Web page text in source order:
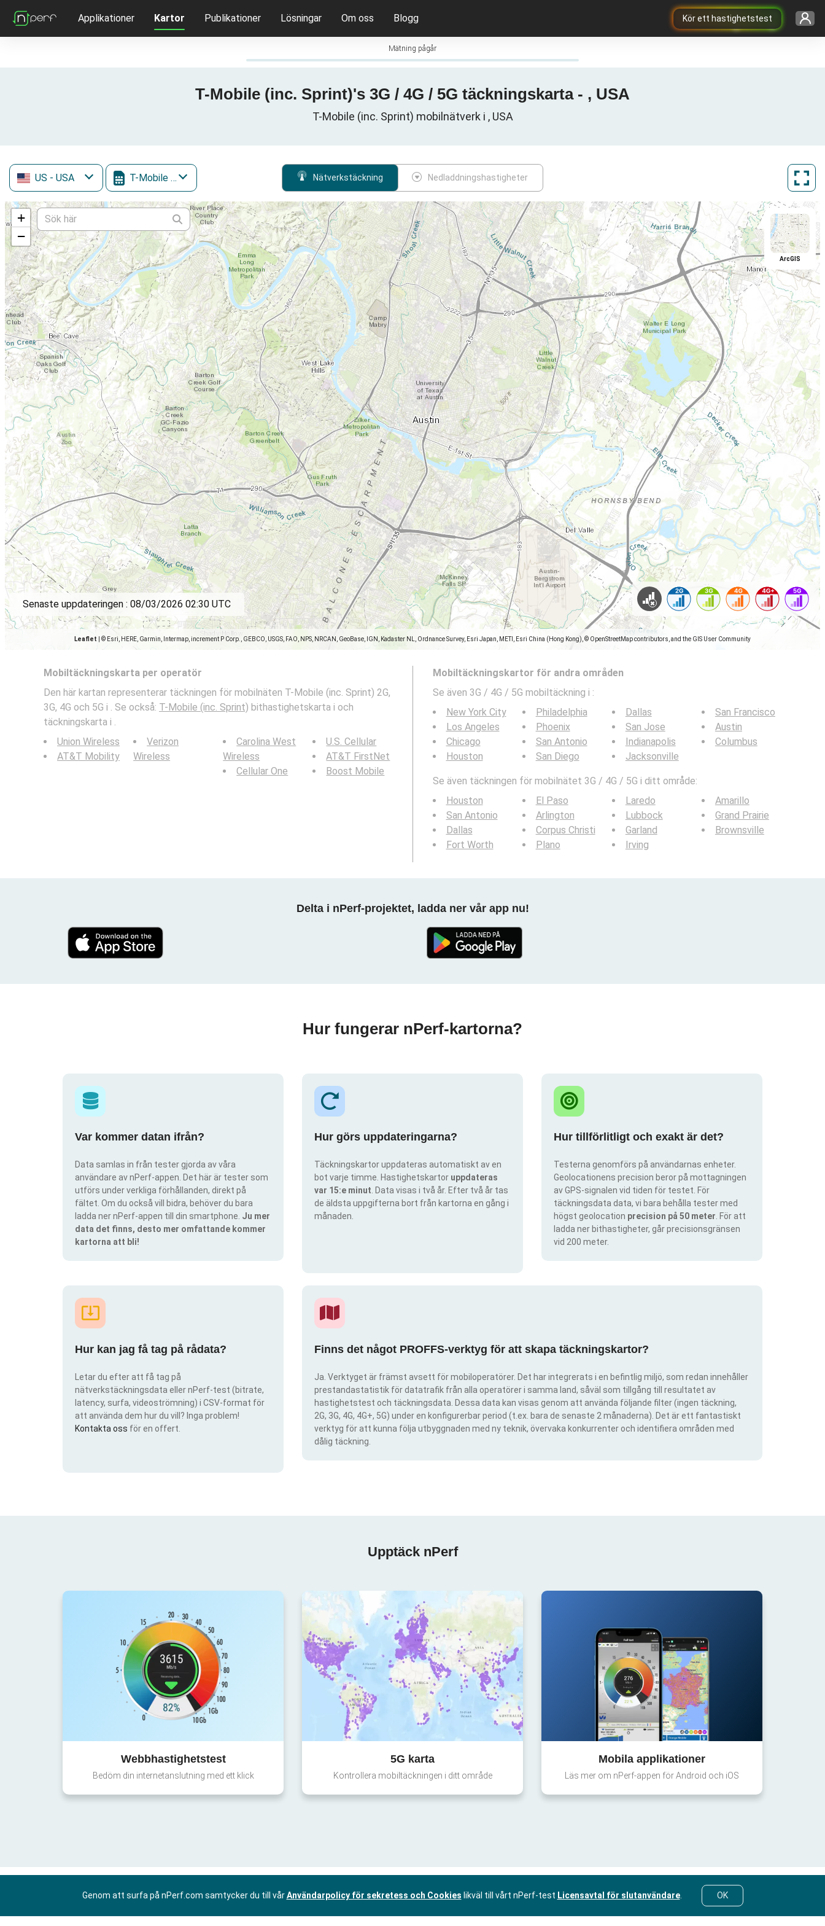
Kör ett hastighetstest
Applikationer Kartor Publikationer Lösningar Om oss Blogg
Mätning pågår
T-Mobile (inc. Sprint)'s 3G / 4G / 5G täckningskarta - , USA
T-Mobile (inc. Sprint) mobilnätverk i , USA
US - USA T-Mobile (inc. Sprint) Nätverkstäckning Nedladdningshastigheter
+
−
Leaflet © Esri, HERE, Garmin, Intermap, increment P Corp., GEBCO, USGS, FAO, NPS, NRCAN, GeoBase, IGN, Kadaster NL, Ordnance Survey, Esri Japan, METI, Esri China (Hong Kong), © OpenStreetMap contributors, and the GIS User Community
ArcGIS
Senaste uppdateringen : 08/03/2026 02:30 UTC
Mobiltäckningskarta per operatör
Den här kartan representerar täckningen för mobilnäten T-Mobile (inc. Sprint) 2G,
3G, 4G och 5G i . Se också: T-Mobile (inc. Sprint) bithastighetskarta i och
täckningskarta i .
Union Wireless
AT&T Mobility
Verizon
Wireless
Carolina West
Wireless
Cellular One
U.S. Cellular
AT&T FirstNet
Boost Mobile
Mobiltäckningskartor för andra områden
Se även 3G / 4G / 5G mobiltäckning i :
New York City
Los Angeles
Chicago
Houston
Philadelphia
Phoenix
San Antonio
San Diego
Dallas
San Jose
Indianapolis
Jacksonville
San Francisco
Austin
Columbus
Se även täckningen för mobilnätet 3G / 4G / 5G i ditt område:
Houston
San Antonio
Dallas
Fort Worth
El Paso
Arlington
Corpus Christi
Plano
Laredo
Lubbock
Garland
Irving
Amarillo
Grand Prairie
Brownsville
Delta i nPerf-projektet, ladda ner vår app nu!
Hur fungerar nPerf-kartorna?
Var kommer datan ifrån?
Data samlas in från tester gjorda av våra
användare av nPerf-appen. Det här är tester som
utförs under verkliga förhållanden, direkt på
fältet. Om du också vill bidra, behöver du bara
ladda ner nPerf-appen till din smartphone. Ju mer
data det finns, desto mer omfattande kommer
kartorna att bli!
Hur görs uppdateringarna?
Täckningskartor uppdateras automatiskt av en
bot varje timme. Hastighetskartor uppdateras
var 15:e minut . Data visas i två år. Efter två år tas
de äldsta uppgifterna bort från kartorna en gång i
månaden.
Hur tillförlitligt och exakt är det?
Testerna genomförs på användarnas enheter.
Geolocationens precision beror på mottagningen
av GPS-signalen vid tiden för testet. För
täckningsdata data, vi bara behålla tester med
högst geolocation precision på 50 meter . För att
ladda ner bithastigheter, går precisionsgränsen
vid 200 meter.
Hur kan jag få tag på rådata?
Letar du efter att få tag på
nätverkstäckningsdata eller nPerf-test (bitrate,
latency, surfa, videoströmning) i CSV-format för
att använda dem hur du vill? Inga problem!
Kontakta oss för en offert.
Finns det något PROFFS-verktyg för att skapa täckningskartor?
Ja. Verktyget är främst avsett för mobiloperatörer. Det har integrerats i en befintlig miljö, som redan innehåller
prestandastatistik för datatrafik från alla operatörer i samma land, såväl som tillgång till resultatet av
hastighetstest och täckningsdata. Dessa data kan visas genom att använda följande filter (ingen täckning,
2G, 3G, 4G, 4G+, 5G) under en konfigurerbar period (t.ex. bara de senaste 2 månaderna). Det är ett fantastiskt
verktyg för att kunna följa utbyggnaden med ny teknik, övervaka konkurrenter och identifiera områden med
dålig täckning.
Upptäck nPerf
Webbhastighetstest
Bedöm din internetanslutning med ett klick
5G karta
Kontrollera mobiltäckningen i ditt område
Mobila applikationer
Läs mer om nPerf-appen för Android och iOS
Genom att surfa på nPerf.com samtycker du till vårAnvändarpolicy för sekretess och Cookies likväl till vårt nPerf-test Licensavtal för slutanvändare. OK